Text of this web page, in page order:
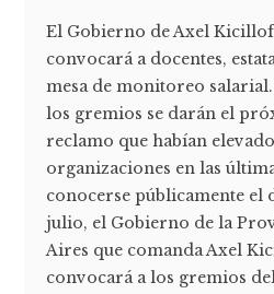
El Gobierno de Axel
convocará a docentes,
mesa de monitoreo
los gremios se darán el
reclamo que habían
organizaciones en las
conocerse públicamente el
julio, el Gobierno de la
Aires que comanda Axel
convocará a los gremios